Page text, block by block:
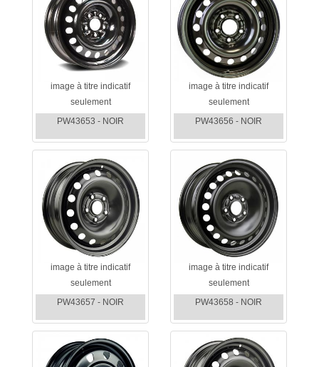
image à titre indicatif
seulement
PW43653 - NOIR
image à titre indicatif
seulement
PW43656 - NOIR
image à titre indicatif
seulement
PW43657 - NOIR
image à titre indicatif
seulement
PW43658 - NOIR